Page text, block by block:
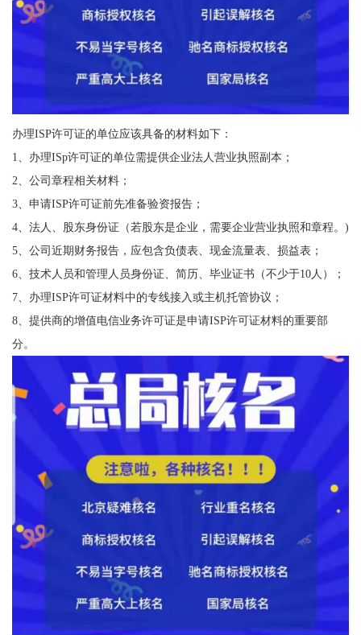
办理ISP许可证的单位应该具备的材料如下：
1、办理ISp许可证的单位需提供企业法人营业执照副本；
2、公司章程相关材料；
3、申请ISP许可证前先准备验资报告；
4、法人、股东身份证（若股东是企业，需要企业营业执照和章程。)
5、公司近期财务报告，应包含负债表、现金流量表、损益表；
6、技术人员和管理人员身份证、简历、毕业证书（不少于10人）；
7、办理ISP许可证材料中的专线接入或主机托管协议；
8、提供商的增值电信业务许可证是申请ISP许可证材料的重要部
分。